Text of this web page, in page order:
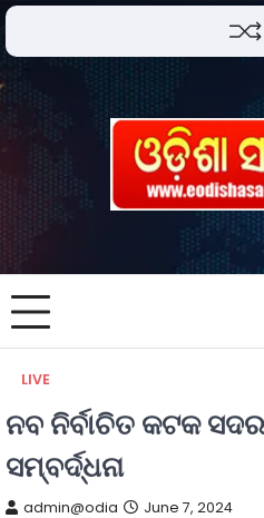
LIVE
ନବ ନିର୍ବାଚିତ କଟକ
ସମ୍ବର୍ଦ୍ଧନା
admin@odia June 7, 2024